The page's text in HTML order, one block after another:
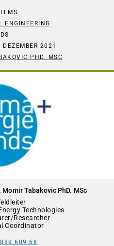
ENGINEERING
2021
PHD. MSC
Momir Tabakovic PhD. MSc
Technologies
Researcher
Coordinator
609 68